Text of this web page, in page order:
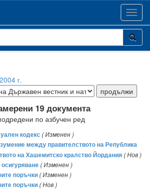
г.
19 документа
по азбучен ред
кодекс( Изменен )
между правителството на Република
на Хашемитско кралство Йордания( Нов )
( Изменен )
поръчки( Изменен )
поръчки( Нов )